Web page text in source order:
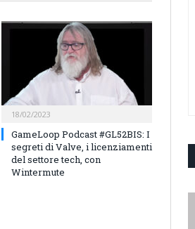
18/02/2023
GameLoop Podcast #GL52BIS: I
segreti di Valve, i licenziamenti
del settore tech, con
Wintermute